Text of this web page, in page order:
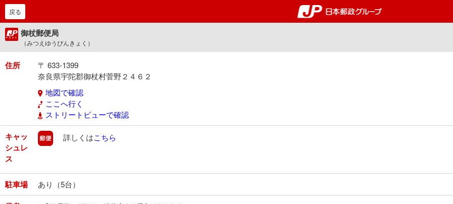
郵便局・日本郵政グルー
戻る
御杖郵便局
（みつえゆうびんきょく）
住所
〒 633-1399
奈良県宇陀郡御杖村菅野２４６２
地図で確認
ここへ行く
ストリートビューで確認
キャッ
シュレ
ス
郵便
詳しくはこちら
駐車場 あり（5台）